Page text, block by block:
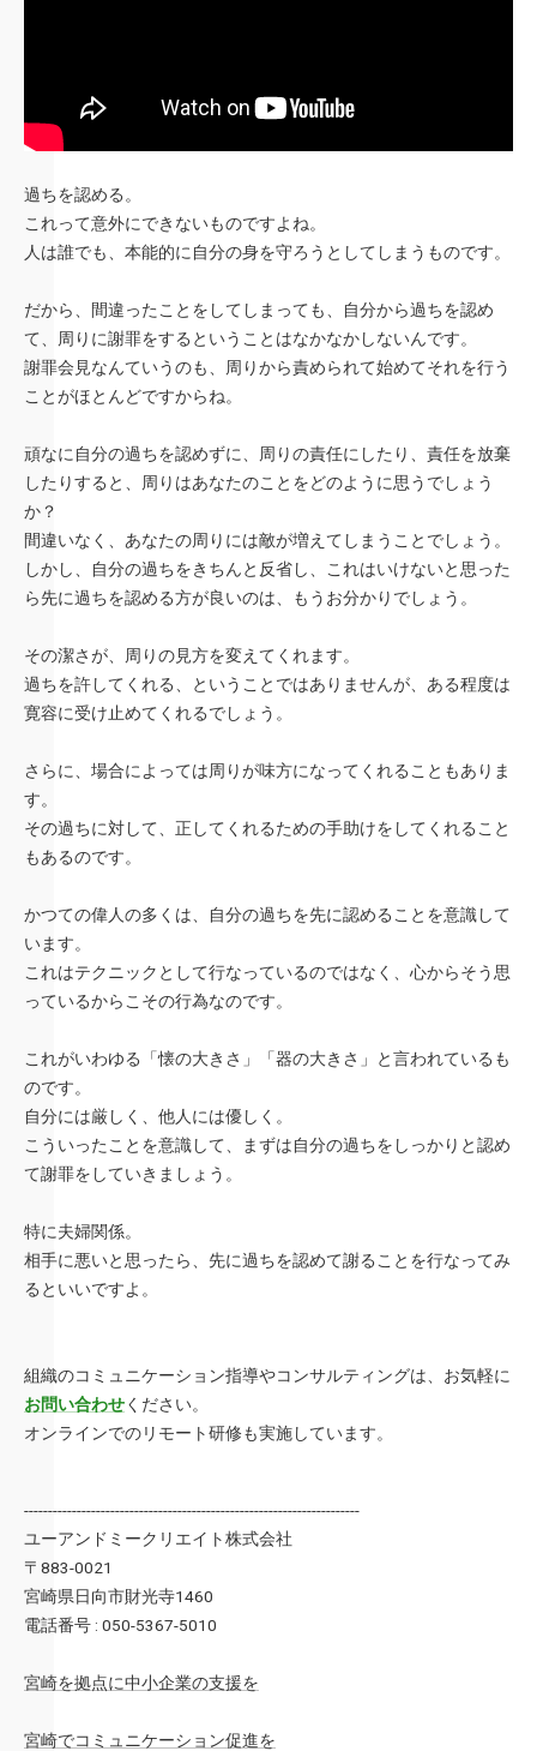
過ちを認める。
これって意外にできないものですよね。
人は誰でも、本能的に自分の身を守ろうとしてしまうものです。
だから、間違ったことをしてしまっても、自分から過ちを認め
て、周りに謝罪をするということはなかなかしないんです。
謝罪会見なんていうのも、周りから責められて始めてそれを行う
ことがほとんどですからね。
頑なに自分の過ちを認めずに、周りの責任にしたり、責任を放棄
したりすると、周りはあなたのことをどのように思うでしょう
か？
間違いなく、あなたの周りには敵が増えてしまうことでしょう。
しかし、自分の過ちをきちんと反省し、これはいけないと思った
ら先に過ちを認める方が良いのは、もうお分かりでしょう。
その潔さが、周りの見方を変えてくれます。
過ちを許してくれる、ということではありませんが、ある程度は
寛容に受け止めてくれるでしょう。
さらに、場合によっては周りが味方になってくれることもありま
す。
その過ちに対して、正してくれるための手助けをしてくれること
もあるのです。
かつての偉人の多くは、自分の過ちを先に認めることを意識して
います。
これはテクニックとして行なっているのではなく、心からそう思
っているからこその行為なのです。
これがいわゆる「懐の大きさ」「器の大きさ」と言われているも
のです。
自分には厳しく、他人には優しく。
こういったことを意識して、まずは自分の過ちをしっかりと認め
て謝罪をしていきましょう。
特に夫婦関係。
相手に悪いと思ったら、先に過ちを認めて謝ることを行なってみ
るといいですよ。
組織のコミュニケーション指導やコンサルティングは、お気軽に
お問い合わせください。
オンラインでのリモート研修も実施しています。
----------------------------------------------------------------------
ユーアンドミークリエイト株式会社
〒883-0021
宮崎県日向市財光寺1460
電話番号 : 050-5367-5010
宮崎を拠点に中小企業の支援を
宮崎でコミュニケーション促進を